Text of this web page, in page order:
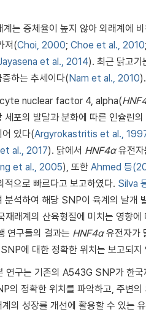
계는 증체율이 높지 않아 외래계에
져(Choi, 2000; Choe et al., 2010;
et al., 2014). 최근 닭고기
하는 추세이다( Nam et al., 2010).
nuclear factor 4, alpha(
세포의 발달과 분화에 따른 인슐린
어 있다(Argyrokastritis et al.,
al., 2017). 닭에서 HNF4α유전자
et al., 2005), 또한 Ahmed 등
적으로 빠르다고 보고하였다. Silva
분석하여 해당 SNP이 육계의 날개
재래계의 산육형질에 미치는 영향
연구들의 결과는 HNF4α유전자가
에 대한 정확한 위치는 보고되지
연구는 기존의 A543G SNP가 한국
의 정확한 위치를 파악하고, 주변
의 성장률 개선에 활용할 수 있는